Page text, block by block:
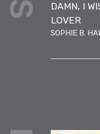
DAMN, I
LOVER
SOPHIE B.